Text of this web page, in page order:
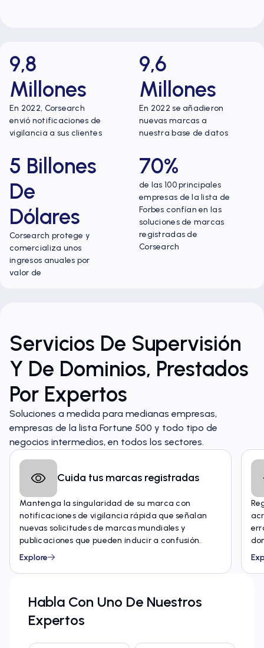
9,8
Millones
En 2022, Corsearch
envió notificaciones de
vigilancia a sus clientes
9,6
Millones
En 2022 se añadieron
nuevas marcas a
nuestra base de datos
5 Billones
De
Dólares
Corsearch protege y
comercializa unos
ingresos anuales por
valor de
70%
de las 100 principales
empresas de la lista de
Forbes confían en las
soluciones de marcas
registradas de
Corsearch
Servicios De Supervisión
Y De Dominios, Prestados
Por Expertos
Soluciones a medida para medianas empresas,
empresas de la lista Fortune 500 y todo tipo de
negocios intermedios, en todos los sectores.
Cuida tus marcas registradas
Mantenga la singularidad de su marca con
notificaciones de vigilancia rápida que señalan
nuevas solicitudes de marcas mundiales y
publicaciones que pueden inducir a confusión.
Explore
Habla Con Uno De Nuestros
Expertos